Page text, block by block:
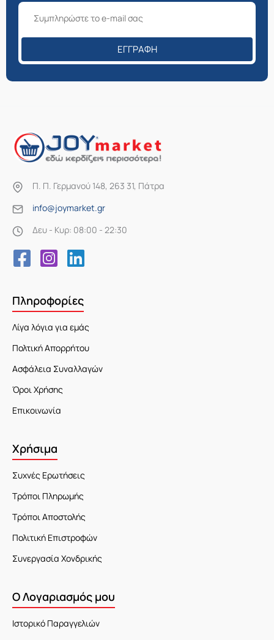
ΕΓΓΡΑΦΉ
Π. Π. Γερμανού 148, 263 31, Πάτρα
info@joymarket.gr
Δευ - Κυρ: 08:00 - 22:30
Πληροφορίες
Λίγα λόγια για εμάς
Πολτική Απορρήτου
Ασφάλεια Συναλλαγών
Όροι Χρήσης
Επικοινωνία
Χρήσιμα
Συχνές Ερωτήσεις
Τρόποι Πληρωμής
Τρόποι Αποστολής
Πολιτική Επιστροφών
Συνεργασία Χονδρικής
Ο Λογαριασμός μου
Ιστορικό Παραγγελιών